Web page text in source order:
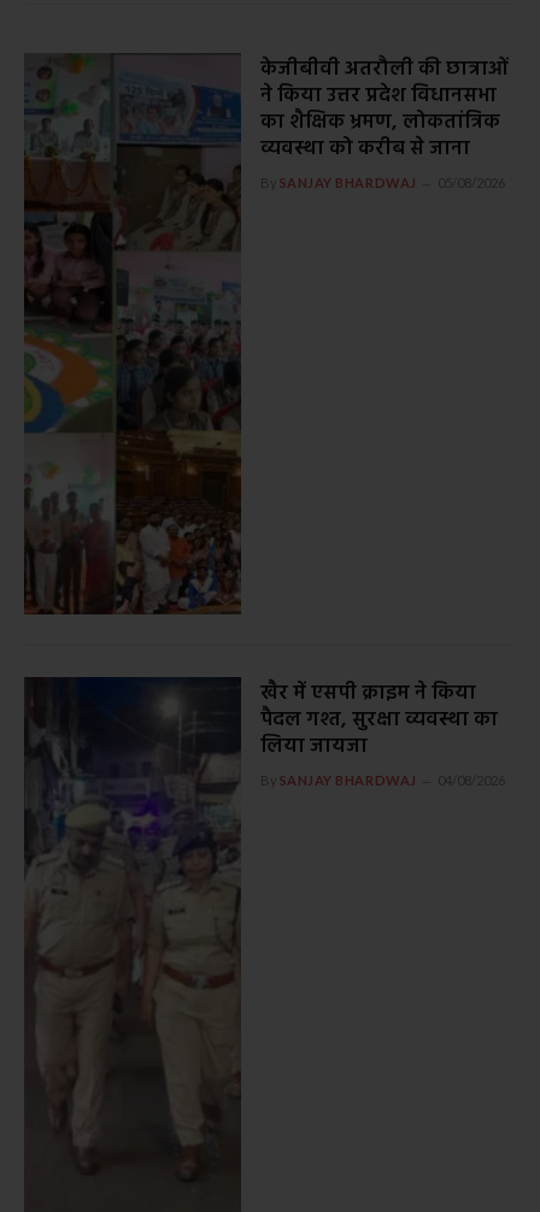
केजीबीवी अतरौली की छात्राओं
ने किया उत्तर प्रदेश विधानसभा
का शैक्षिक भ्रमण, लोकतांत्रिक
व्यवस्था को करीब से जाना
By SANJAY BHARDWAJ 05/08/2026
खैर में एसपी क्राइम ने किया
पैदल गश्त, सुरक्षा व्यवस्था का
लिया जायजा
By SANJAY BHARDWAJ 04/08/2026